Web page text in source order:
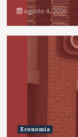
agosto 4, 2026
Economía